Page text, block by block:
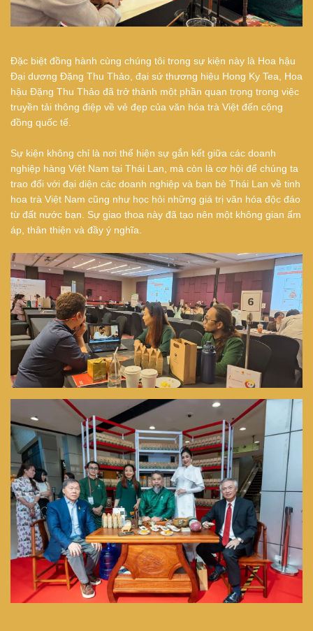
Đặc biệt đồng hành cùng chúng tôi trong sự kiện này là Hoa hậu
Đại dương Đặng Thu Thảo, đại sứ thương hiệu Hong Ky Tea, Hoa
hậu Đặng Thu Thảo đã trở thành một phần quan trọng trong việc
truyền tải thông điệp về vẻ đẹp của văn hóa trà Việt đến cộng
đồng quốc tế.
Sự kiện không chỉ là nơi thể hiện sự gắn kết giữa các doanh
nghiệp hàng Việt Nam tại Thái Lan, mà còn là cơ hội để chúng ta
trao đổi với đại diện các doanh nghiệp và bạn bè Thái Lan về tinh
hoa trà Việt Nam cũng như học hỏi những giá trị văn hóa độc đáo
từ đất nước bạn. Sự giao thoa này đã tạo nên một không gian ấm
áp, thân thiện và đầy ý nghĩa.